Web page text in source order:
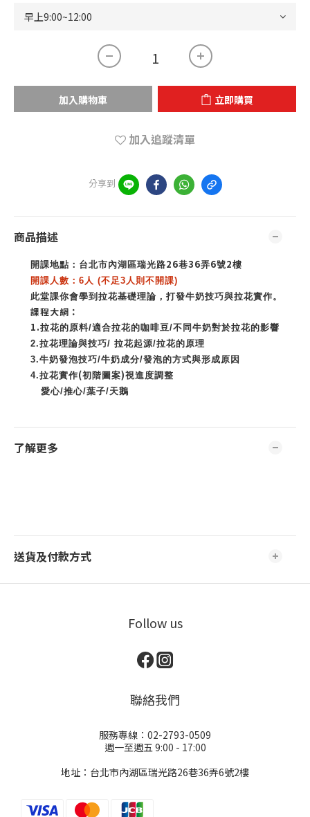
加入購物車 立即購買
加入追蹤清單
分享到
商品描述
開課地點：台北市內湖區瑞光路26巷36弄6號2樓
開課人數： 6人 (不足3人則不開課)
此堂課你會學到拉花基礎理論，打發牛奶技巧與拉花實作。
課程大綱：
1.拉花的原料/適合拉花的咖啡豆/不同牛奶對於拉花的影響
2.拉花理論與技巧/ 拉花起源/拉花的原理
3.牛奶發泡技巧/牛奶成分/發泡的方式與形成原因
4.拉花實作(初階圖案)視進度調整
愛心/推心/葉子/天鵝
了解更多
送貨及付款方式
Follow us
聯絡我們
服務專線：02-2793-0509
週一至週五 9:00 - 17:00
地址：台北市內湖區瑞光路26巷36弄6號2樓